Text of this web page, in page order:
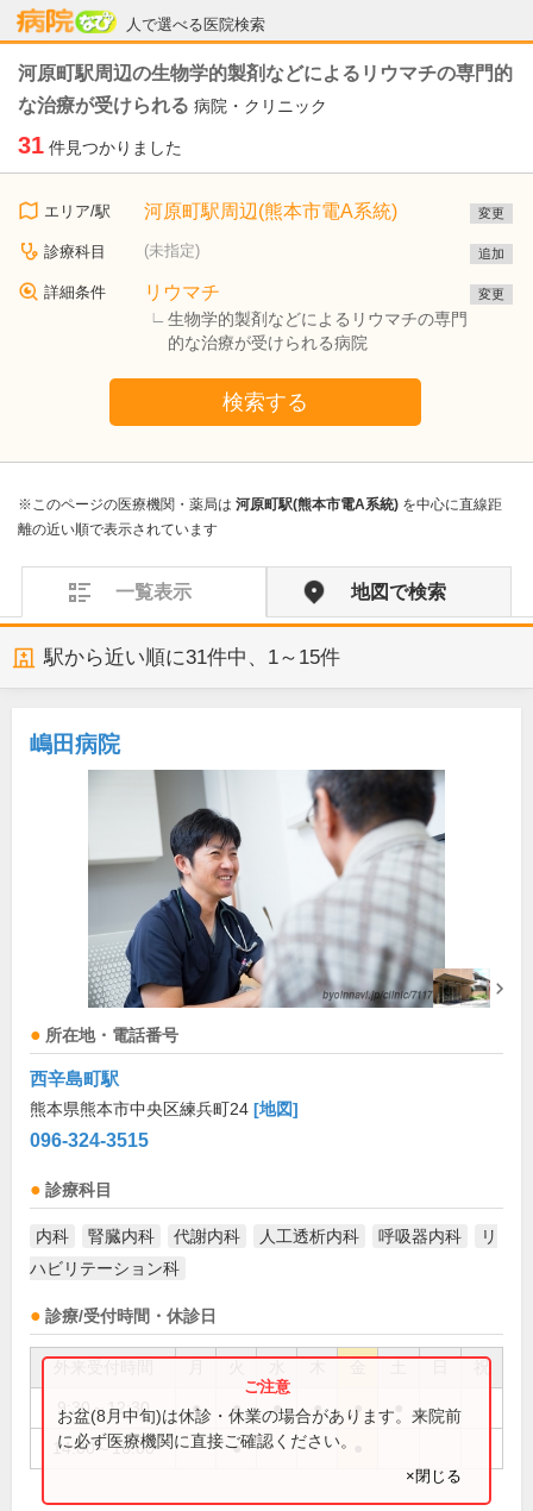
人で選べる医院検索
病院なび
河原町駅周辺の生物学的製剤などによるリウマチの専門的
な治療が受けられる 病院・クリニック
31 件見つかりました
エリア/駅 河原町駅周辺(熊本市電A系統) 変更
診療科目 (未指定) 追加
詳細条件 リウマチ
生物学的製剤などによるリウマチの専門
的な治療が受けられる病院
変更
検索する
※このページの医療機関・薬局は 河原町駅(熊本市電A系統) を中心に直線距
離の近い順で表示されています
一覧表示 地図で検索
駅から近い順に31件中、 1～15件
嶋田病院
所在地・電話番号
西辛島町駅
熊本県熊本市中央区練兵町24 [地図]
096-324-3515
診療科目
内科 腎臓内科 代謝内科 人工透析内科 呼吸器内科
リ
ハビリテーション科
診療/受付時間・休診日
祝
9:30～12:30 ● ● ● ● ●
14:00～16:00 ●
お盆(8月中旬)は休診・休業の場合があります。来院前
に必ず医療機関に直接ご確認ください。
×閉じる